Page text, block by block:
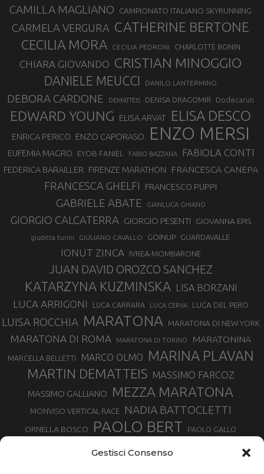
Gestisci Consenso
CAMILLA MAGLIANO CAMPIONATO ITALIANO SKYRUNNING
CARMELA VERGURA CATHERINE BERTONE
CECILIA MORA CECILIA PEDRONI CHARLOTTE BONIN
CHIARA GIOVANDO CRISTIAN MINOGGIO
DANIELE MEUCCI DANILO LANTERMINO
DEBORA CARDONE DEMATTEIS DENISA DRAGOMIR Dodecarun
EDWARD YOUNG ELISA ARVAT ELISA DESCO
ENRICA PERICO ENZO CAPORASO ENZO MERSI
EUFEMIA MAGRO EYOB FANIEL FABIO BAZZANA FABIOLA CONTI
FEDERICA BARAILLER FIRENZE MARATHON FRANCESCA CANEPA
FRANCESCA GHELFI FRANCESCO PUPPI
GABRIELE ABATE GIANLUCA GHIANO
GIORGIO CALCATERRA GIORGIO PESENTI GIOVANNA EPIS
giuditta turini GIULIANO CAVALLO GOINUP GUARDAVALLE
IONUT ZINCA IVREA-MOMBARONE
JUAN DAVID OROZCO SANCHEZ
KATARZYNA KUZMINSKA LISA BORZANI
LUCA ARRIGONI LUCA CARRARA LUCA CERVA LUCA DEL PERO
LUISA ROCCHIA MARATONA MARATONA DI NEW YORK
MARATONA DI ROMA MARATONA DI TORINO MARATONINA
MARCELLA BELLETTI MARCO OLMO MARINA PLAVAN
MARTIN DEMATTEIS MASSIMO FARCOZ
MASSIMO GALLIANO MEZZA MARATONA
MONVISO VERTICAL RACE NADIA BATTOCLETTI
ORNELLA BOSCO PAOLO BERT PAOLO GALLO